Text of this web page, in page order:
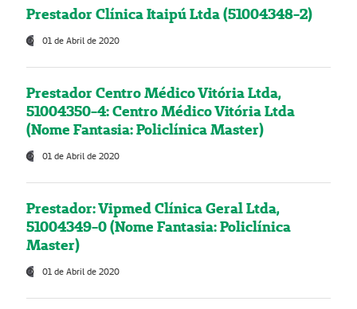
Prestador Clínica Itaipú Ltda (51004348-2)
01 de Abril de 2020
Prestador Centro Médico Vitória Ltda,
51004350-4: Centro Médico Vitória Ltda
(Nome Fantasia: Policlínica Master)
01 de Abril de 2020
Prestador: Vipmed Clínica Geral Ltda,
51004349-0 (Nome Fantasia: Policlínica
Master)
01 de Abril de 2020